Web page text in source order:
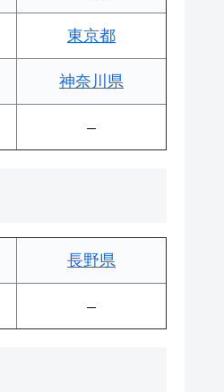
東京都
神奈川県
–
長野県
–